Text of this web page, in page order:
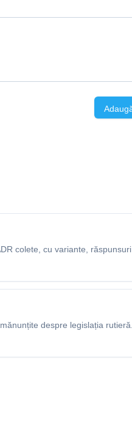
colete, cu variante,
despre legislația rutieră.